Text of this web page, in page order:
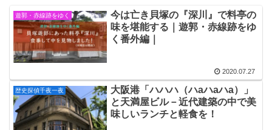
遊郭・赤線跡をゆく
今は亡き貝塚の『深川』で料亭の
味を堪能する｜遊郭・赤線跡をゆ
く番外編｜
2020.07.27
歴史探偵千夜一夜
大阪港「ハハハ（ハaハaハa）」
と天満屋ビル－近代建築の中で美
味しいランチと軽食を！